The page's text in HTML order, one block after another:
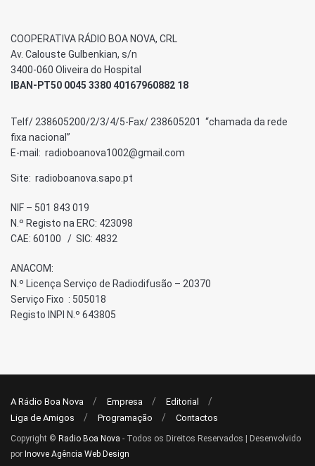
COOPERATIVA RÁDIO BOA NOVA, CRL
Av. Calouste Gulbenkian, s/n
3400-060 Oliveira do Hospital
IBAN-PT50 0045 3380 40167960882 18
Telf/ 238605200/2/3/4/5-Fax/ 238605201 “chamada da rede
fixa nacional”
E-mail: radioboanova1002@gmail.com
Site: radioboanova.sapo.pt
NIF – 501 843 019
N.º Registo na ERC: 423098
CAE: 60100 / SIC: 4832
ANACOM:
N.º Licença Serviço de Radiodifusão – 20370
Serviço Fixo : 505018
Registo INPI N.º 643805
A Rádio Boa Nova Empresa
Editorial
Liga de Amigos
Programação Contactos
Copyright © Radio Boa Nova - Todos os Direitos Reservados | Desenvolvido
por Inovve Agência Web Design